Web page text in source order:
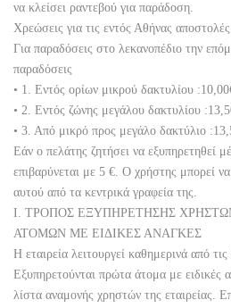
να κλείσει ραντεβού για παράδοση.
Χρεώσεις για τις εντός Αθήνας
Για παραδόσεις στο λεκανοπέδιο την
παραδόσεις
• 1. Εντός ορίων μικρού δακτυλίου
• 2. Εντός ζώνης μεγάλου δακτυλίου
• 3. Από μικρό προς μεγάλο δακτύλιο
Εάν ο πελάτης ζητήσει να εξυπηρετηθεί
επιβαρύνεται με 5 €. Ο χρήστης μπορεί
αυτού από τα κεντρικά γραφεία της.
Ι. ΤΡΟΠΟΣ ΕΞΥΠΗΡΕΤΗΣΗΣ
ΑΤΟΜΩΝ ΜΕ ΕΙΔΙΚΕΣ ΑΝΑΓΚΕΣ
Η εταιρεία λειτουργεί καθημερινά από
Εξυπηρετούνται πρώτα άτομα με ειδικές
λίστα αναμονής χρηστών της εταιρείας.